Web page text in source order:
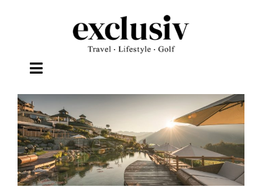
Toggle
Navigation
TRAVEL
LIFESTYLE
WELLNESS